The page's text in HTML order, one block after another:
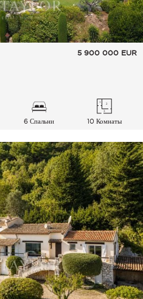
5 900 000 EUR
6 Спальни 10 Комнаты